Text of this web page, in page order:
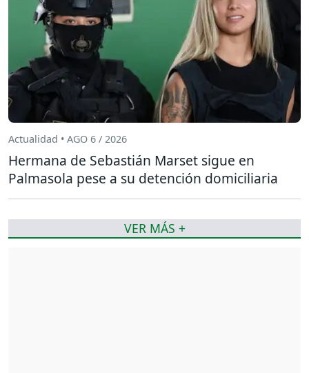
Actualidad • AGO 6 / 2026
Hermana de Sebastián Marset sigue en
Palmasola pese a su detención domiciliaria
VER MÁS +